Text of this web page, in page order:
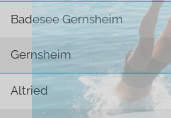
Badesee Gernsheim
Gernsheim
Altried